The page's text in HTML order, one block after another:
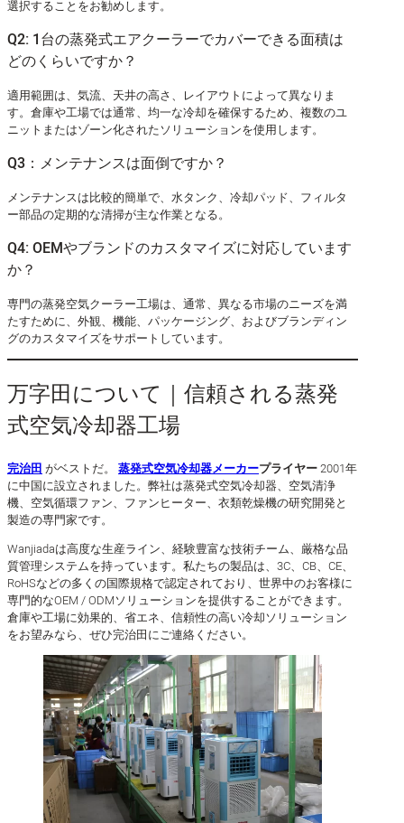
選択することをお勧めします。
Q2: 1台の蒸発式エアクーラーでカバーできる面積は
どのくらいですか？
適用範囲は、気流、天井の高さ、レイアウトによって異なりま
す。倉庫や工場では通常、均一な冷却を確保するため、複数のユ
ニットまたはゾーン化されたソリューションを使用します。
Q3：メンテナンスは面倒ですか？
メンテナンスは比較的簡単で、水タンク、冷却パッド、フィルタ
ー部品の定期的な清掃が主な作業となる。
Q4: OEMやブランドのカスタマイズに対応しています
か？
専門の蒸発空気クーラー工場は、通常、異なる市場のニーズを満
たすために、外観、機能、パッケージング、およびブランディン
グのカスタマイズをサポートしています。
万字田について｜信頼される蒸発
式空気冷却器工場
完治田 がベストだ。 蒸発式空気冷却器メーカープライヤー2001年
に中国に設立されました。弊社は蒸発式空気冷却器、空気清浄
機、空気循環ファン、ファンヒーター、衣類乾燥機の研究開発と
製造の専門家です。
Wanjiadaは高度な生産ライン、経験豊富な技術チーム、厳格な品
質管理システムを持っています。私たちの製品は、3C、CB、CE、
RoHSなどの多くの国際規格で認定されており、世界中のお客様に
専門的なOEM / ODMソリューションを提供することができます。
倉庫や工場に効果的、省エネ、信頼性の高い冷却ソリューション
をお望みなら、ぜひ完治田にご連絡ください。